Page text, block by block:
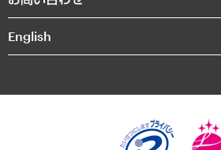
インドネシア現地法人
個人情報保護方針
English